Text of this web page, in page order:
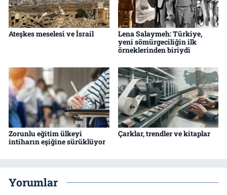
Ateşkes meselesi ve İsrail
Lena Salaymeh: Türkiye,
yeni sömürgeciliğin ilk
örneklerinden biriydi
Zorunlu eğitim ülkeyi
intiharın eşiğine sürüklüyor
Çarklar, trendler ve kitaplar
Yorumlar